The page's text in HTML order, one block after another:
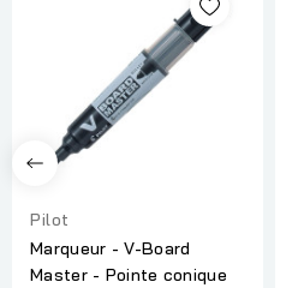
Pilot
Marqueur - V-Board
Master - Pointe conique